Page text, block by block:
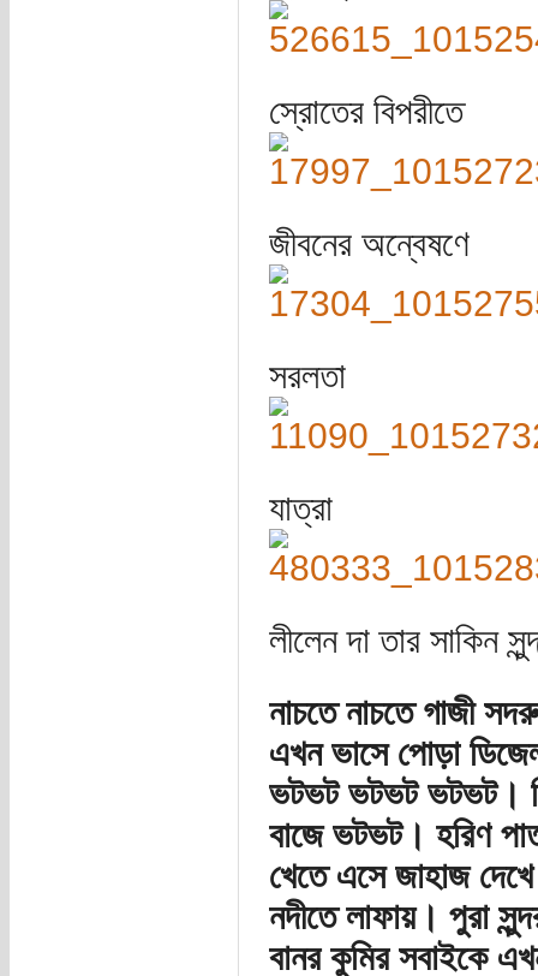
স্রোতের বিপরীতে
জীবনের অন্বেষণে
সরলতা
যাত্রা
লীলেন দা তার সাকিন
নাচতে নাচতে গাজী
এখন ভাসে পোড়া
ভটভট ভটভট ভটভট।
বাজে ভটভট। হরিণ
খেতে এসে জাহাজ
নদীতে লাফায়। পুরা
বানর কুমির সবাইকে